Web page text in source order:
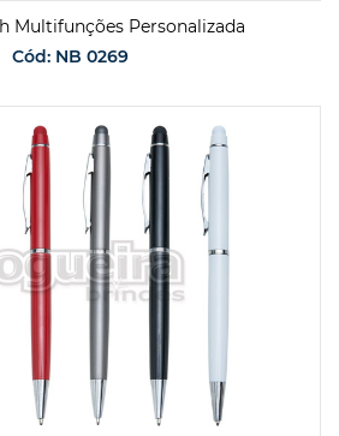
Multifunções Personalizada
Cód: NB 0269
ORÇAMENTO